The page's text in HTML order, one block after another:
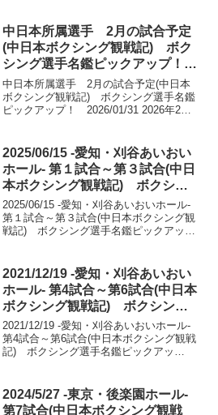
中日本所属選手 2月の試合予定
(中日本ボクシング観戦記) ボク
シング選手名鑑ピックアップ！
2026/01/31
中日本所属選手 2月の試合予定(中日本
ボクシング観戦記) ボクシング選手名鑑
ピックアップ！ 2026/01/31 2026年2月3
悼引退式【スーパーライ...
2025/06/15 -愛知・刈谷あいおい
ホール- 第１試合～第３試合(中日
本ボクシング観戦記) ボクシン
グ選手名鑑ピックアップ！
2025/06/15 -愛知・刈谷あいおいホール-
第１試合～第３試合(中日本ボクシング観
戦記) ボクシング選手名鑑ピックアッ
田) vs 藤本 翔大(LUSH...
2021/12/19 -愛知・刈谷あいおい
ホール- 第4試合～第6試合(中日本
ボクシング観戦記) ボクシング
選手名鑑ピックアップ！
2021/12/19 -愛知・刈谷あいおいホール-
第4試合～第6試合(中日本ボクシング観戦
記) ボクシング選手名鑑ピックアッ
己 1戦1勝佐藤 公亮 1戦1敗 ...
2024/5/27 -東京・後楽園ホール-
第7試合(中日本ボクシング観戦